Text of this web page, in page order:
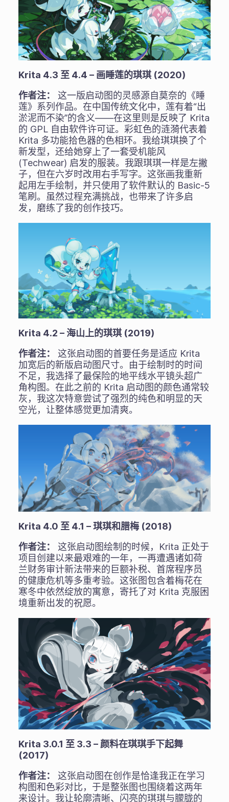
Krita 4.3 至 4.4 – 画睡莲的琪琪 (2020)
作者注：
这一版启动图的灵感源自莫奈的《睡
莲》系列作品。在中国传统文化中，莲有着“出
淤泥而不染”的含义——在这里则是反映了 Krita
的 GPL 自由软件许可证。彩虹色的涟漪代表着
Krita 多功能拾色器的色相环。我给琪琪换了个
新发型，还给她穿上了一套受机能风
(Techwear) 启发的服装。我跟琪琪一样是左撇
子，但在六岁时改用右手写字。这张画我重新
起用左手绘制，并只使用了软件默认的 Basic-5
笔刷。虽然过程充满挑战，也带来了许多启
发，磨练了我的创作技巧。
Krita 4.2 – 海山上的琪琪 (2019)
作者注：
这张启动图的首要任务是适应 Krita
加宽后的新版启动图尺寸。由于绘制时的时间
不足，我选择了最保险的地平线水平镜头超广
角构图。在此之前的 Krita 启动图的颜色通常较
灰，我这次特意尝试了强烈的纯色和明显的天
空光，让整体感觉更加清爽。
Krita 4.0 至 4.1 – 琪琪和腊梅 (2018)
作者注：
这张启动图绘制的时候，Krita 正处于
项目创建以来最艰难的一年，一再遭遇诸如荷
兰财务审计新法带来的巨额补税、首席程序员
的健康危机等多重考验。这张图包含着梅花在
寒冬中依然绽放的寓意，寄托了对 Krita 克服困
境重新出发的祝愿。
Krita 3.0.1 至 3.3 – 颜料在琪琪手下起舞
(2017)
作者注：
这张启动图在创作是恰逢我正在学习
构图和色彩对比，于是整张图也围绕着这两年
来设计。我让轮廓清晰、闪亮的琪琪与朦胧的